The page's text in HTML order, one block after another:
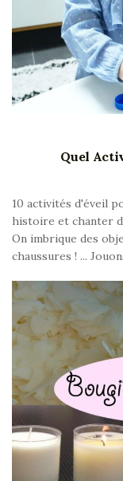
Quel
10 activités d'éveil
histoire et chanter
On imbrique des
chaussures ! ...